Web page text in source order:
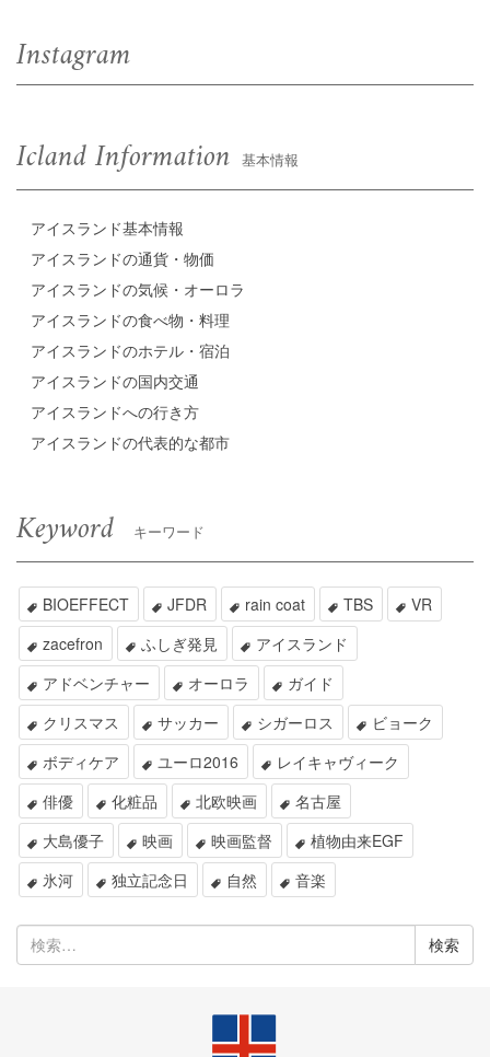
Instagram
Icland Information 基本情報
アイスランド基本情報
アイスランドの通貨・物価
アイスランドの気候・オーロラ
アイスランドの食べ物・料理
アイスランドのホテル・宿泊
アイスランドの国内交通
アイスランドへの行き方
アイスランドの代表的な都市
Keyword キーワード
BIOEFFECT JFDR rain coat TBS
VR
zacefron
ふしぎ発見
アイスランド
アドベンチャー
オーロラ
ガイド
クリスマス
サッカー シガーロス
ビョーク
ボディケア
ユーロ2016
レイキャヴィーク
俳優
化粧品 北欧映画
名古屋
大島優子
映画 映画監督
植物由来EGF
氷河
独立記念日 自然 音楽
索: